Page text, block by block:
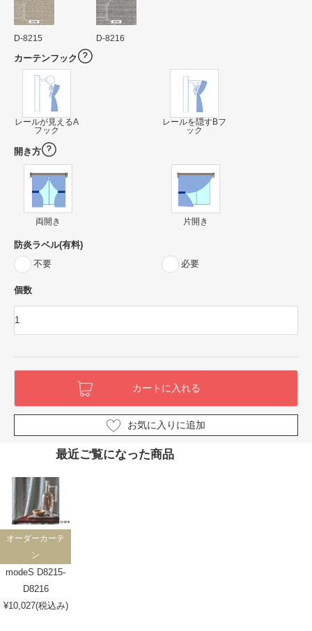
D-8215 D-8216
カーテンフック
レールが見えるA
フック
レールを隠すBフ
ック
開き方
両開き 片開き
防炎ラベル(有料)
不要
必要
個数
お気に入りに追加
最近ご覧になった商品
オーダーカーテ
ン
modeS D8215-
D8216
¥10,027(税込み)